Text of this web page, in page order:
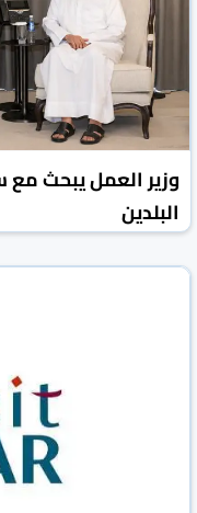
وزير العمل يبحث مع
البلدين